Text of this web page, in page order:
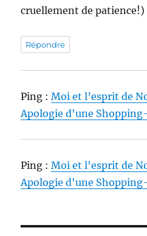
cruellement de patience!)
Répondre
Ping :Moi et l’esprit de
Apologie d'une
Ping :Moi et l'esprit de
Apologie d'une